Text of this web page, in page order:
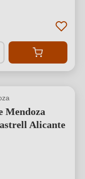
Mendoza
Alicante